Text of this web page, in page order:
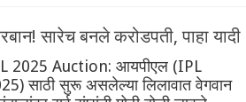
सारेच बनले करोडपती, पाहा यादी
2025 Auction: आयपीएल (IPL
साठी सुरू असलेल्या लिलावात वेगवान